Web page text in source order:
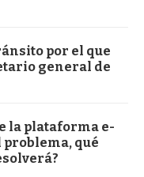
por el que
general de
la plataforma e-
problema, qué